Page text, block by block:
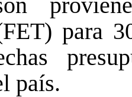
para
país.